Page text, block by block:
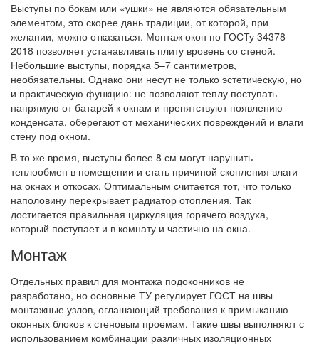
Выступы по бокам или «ушки» не являются обязательным
элементом, это скорее дань традиции, от которой, при
желании, можно отказаться. Монтаж окон по ГОСТу 34378-
2018 позволяет устанавливать плиту вровень со стеной.
Небольшие выступы, порядка 5–7 сантиметров,
необязательны. Однако они несут не только эстетическую, но
и практическую функцию: не позволяют теплу поступать
напрямую от батарей к окнам и препятствуют появлению
конденсата, оберегают от механических повреждений и влаги
стену под окном.
В то же время, выступы более 8 см могут нарушить
теплообмен в помещении и стать причиной скопления влаги
на окнах и откосах. Оптимальным считается тот, что только
наполовину перекрывает радиатор отопления. Так
достигается правильная циркуляция горячего воздуха,
который поступает и в комнату и частично на окна.
Монтаж
Отдельных правил для монтажа подоконников не
разработано, но основные ТУ регулирует ГОСТ на швы
монтажные узлов, оглашающий требования к примыканию
оконных блоков к стеновым проемам. Такие швы выполняют с
использованием комбинации различных изоляционных